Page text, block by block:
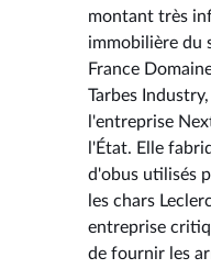
montant très
immobilière du
France
Tarbes
l'entreprise
l'État. Elle
d'obus utilisés
les chars
entreprise
de fournir les